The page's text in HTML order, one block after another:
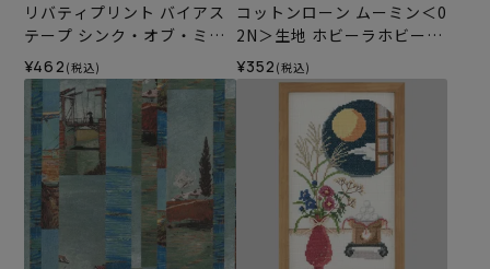
リバティプリント バイアス
テープ シンク・オブ・ミー
＜15P＞
¥462 (税込)
コットンローン ムーミン＜0
2N＞生地 ホビーラホビーレ
デザインコレクション
¥352 (税込)